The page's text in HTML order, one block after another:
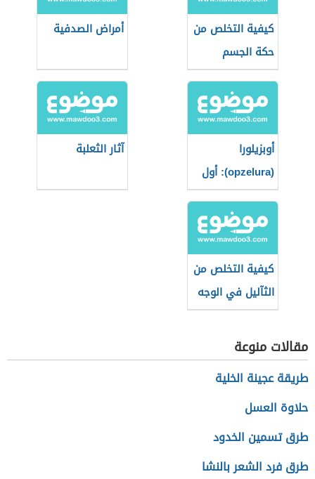
كيفية التخلص من
حكة الجسم
أمراض الصدفية
أوبزيلورا
(opzelura): أول
دواء يُعيد التصبغ
لمرضى البهاق
آثار الثعلبة
كيفية التخلص من
الثآليل في الوجه
مقالات منوعة
طريقة عجينة الخلية
حلاوة العسل
طرق تسمين الخدود
طرق فرد الشعر بالنشا